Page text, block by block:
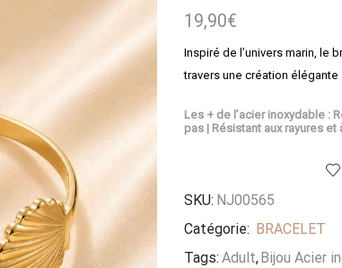
19,90€
Inspiré de l’univers marin, le
travers une création
Les + de l’acier inoxydable :
pas | Résistant aux rayures et
SKU: NJ00565
Catégorie: BRACELET
Tags: Adult, Bijou Acier